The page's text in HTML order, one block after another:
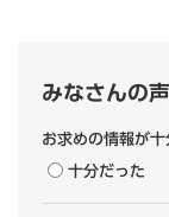
みなさんの
お求めの情報が
十分だった